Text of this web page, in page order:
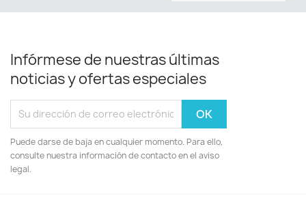
Infórmese de nuestras últimas
noticias y ofertas especiales
Puede darse de baja en cualquier momento. Para ello,
consulte nuestra información de contacto en el aviso
legal.